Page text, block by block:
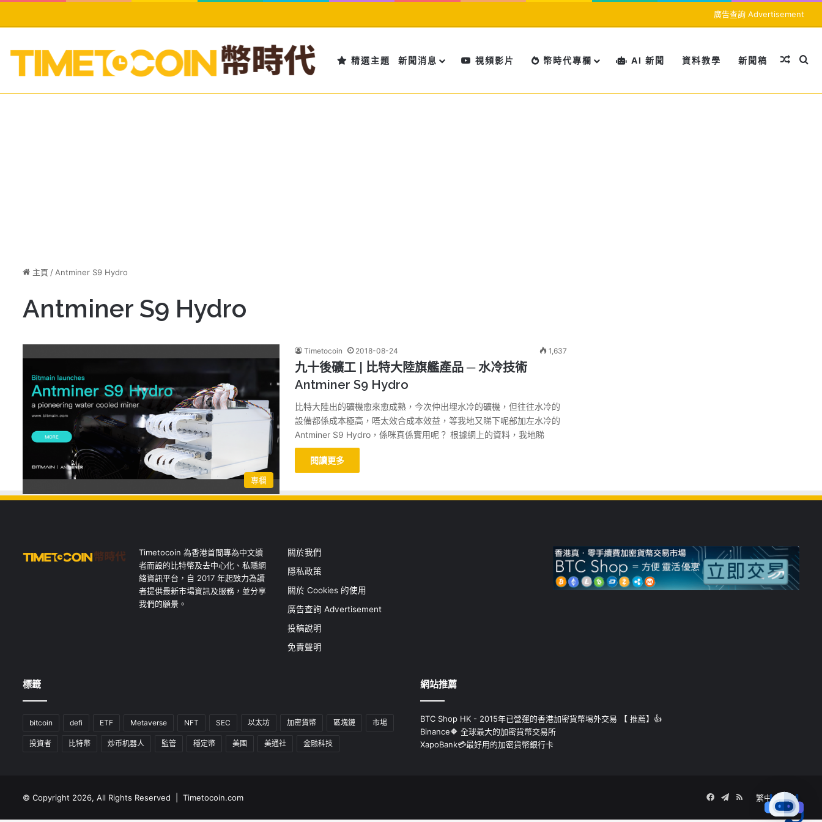
廣告查詢 Advertisement
精選主題 新聞消息 視頻影片 幣時代專欄 AI 新聞 資料教學 新聞稿 隨機文
搜
主頁 / Antminer S9 Hydro
Antminer S9 Hydro
專欄
Timetocoin 2018-08-24 1,637
九十後礦工 | 比特大陸旗艦產品 ─ 水冷技術
Antminer S9 Hydro
比特大陸出的礦機愈來愈成熟，今次仲出埋水冷的礦機，但往往水冷的
設備都係成本極高，唔太效合成本效益，等我地又睇下呢部加左水冷的
Antminer S9 Hydro，係咪真係實用呢？ 根據網上的資料，我地睇
閱讀更多
Timetocoin 為香港首間專為中文讀
者而設的比特幣及去中心化、私隱網
絡資訊平台，自 2017 年起致力為讀
者提供最新市場資訊及服務，並分享
我們的願景。
關於我們
隱私政策
關於 Cookies 的使用
廣告查詢 Advertisement
投稿說明
免責聲明
標籤
bitcoin defi ETF Metaverse NFT SEC 以太坊 加密貨幣 區塊鏈 市場
投資者 比特幣 炒币机器人 監管 穩定幣 美國 美通社 金融科技
網站推薦
BTC Shop HK - 2015年已營運的香港加密貨幣埸外交易 【 推薦】👍
Binance🔶 全球最大的加密貨幣交易所
XapoBank💳最好用的加密貨幣銀行卡
© Copyright 2026, All Rights Reserved | Timetocoin.com 繁中 簡中
Facebook
Telegram
RSS